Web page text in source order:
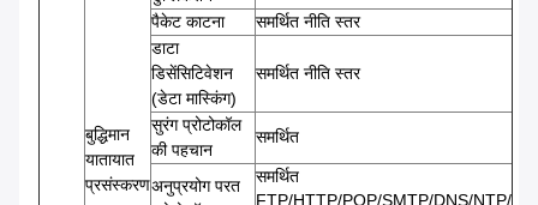
बुद्धिमान
यातायात
प्रसंस्करण
पैकेट काटना
समर्थित नीति स्तर
डाटा
डिसेंसिटिवेशन
(डेटा मास्किंग)
समर्थित नीति स्तर
सुरंग प्रोटोकॉल
की पहचान
समर्थित
अनुप्रयोग परत
समर्थित
FTP/HTTP/POP/SMTP/DNS/NTP/